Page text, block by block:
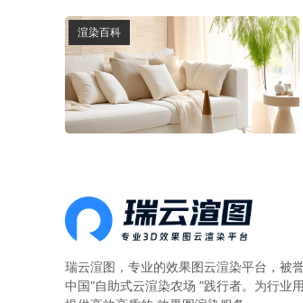
渲染百科
瑞云渲图，专业的效果图云渲染平台 ，被
中国“自助式云渲染农场 ”践行者。为行业